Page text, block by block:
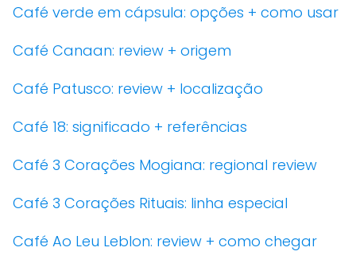
Café verde em cápsula: opções + como usar
Café Canaan: review + origem
Café Patusco: review + localização
Café 18: significado + referências
Café 3 Corações Mogiana: regional review
Café 3 Corações Rituais: linha especial
Café Ao Leu Leblon: review + como chegar